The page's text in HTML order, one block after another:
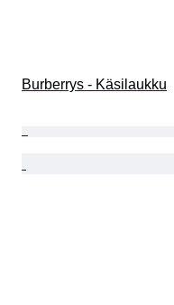
Burberrys - Käsilaukku